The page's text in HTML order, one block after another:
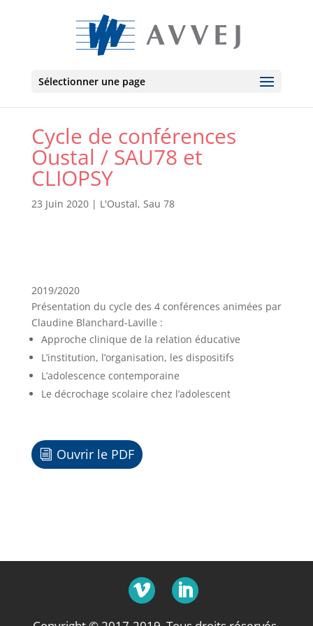
Sélectionner une page
Cycle de conférences
Oustal / SAU78 et
CLIOPSY
23 Juin 2020| L'Oustal, Sau 78
2019/2020
Présentation du cycle des 4 conférences animées par
Claudine Blanchard-Laville :
Approche clinique de la relation éducative
L’institution, l’organisation, les dispositifs
L’adolescence contemporaine
Le décrochage scolaire chez l’adolescent
Ouvrir le PDF